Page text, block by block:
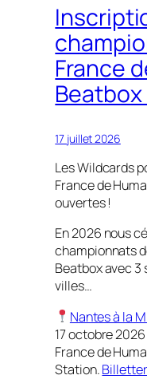
France
17 juillet 2026
Les Wildcards
France de
ouvertes !
En 2026 nous
championnats
Beatbox avec 3
villes…
Nantes à la
17 octobre
France de
Station.